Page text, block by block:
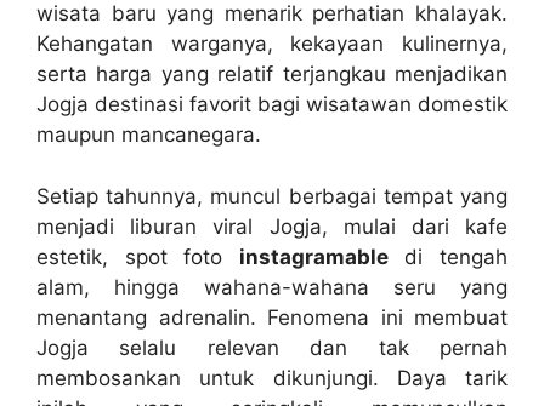
wisata baru yang menarik perhatian khalayak.
Kehangatan warganya, kekayaan kulinernya,
serta harga yang relatif terjangkau menjadikan
Jogja destinasi favorit bagi wisatawan domestik
maupun mancanegara.
Setiap tahunnya, muncul berbagai tempat yang
menjadi liburan viral Jogja, mulai dari kafe
estetik, spot foto instagramabledi tengah
alam, hingga wahana-wahana seru yang
menantang adrenalin. Fenomena ini membuat
Jogja selalu relevan dan tak pernah
membosankan untuk dikunjungi. Daya tarik